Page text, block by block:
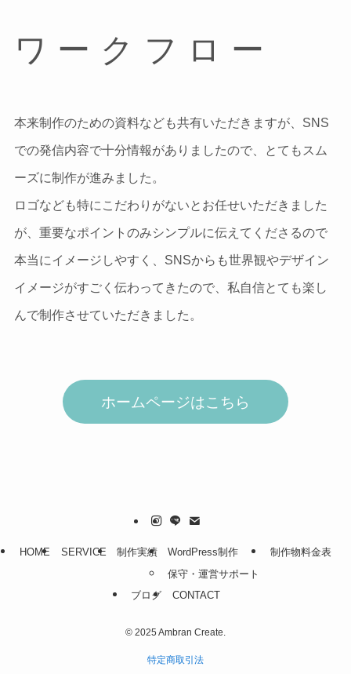
ワークフロー
本来制作のための資料なども共有いただきますが、SNS
での発信内容で十分情報がありましたので、とてもスム
ーズに制作が進みました。
ロゴなども特にこだわりがないとお任せいただきました
が、重要なポイントのみシンプルに伝えてくださるので
本当にイメージしやすく、SNSからも世界観やデザイン
イメージがすごく伝わってきたので、私自信とても楽し
んで制作させていただきました。
ホームページはこちら
HOME SERVICE 制作実績
WordPress制作
保守・運営サポート
制作物料金表
ブログ CONTACT
© 2025 Ambran Create.
特定商取引法